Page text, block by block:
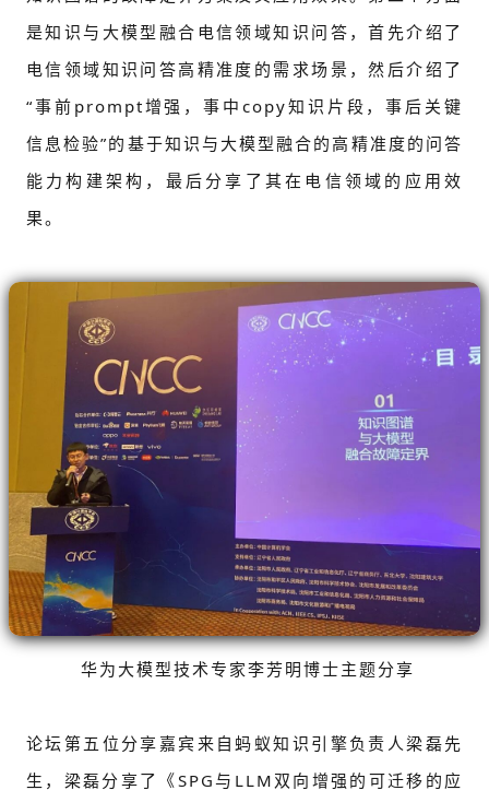
是知识与大模型融合电信领域知识问答，首先介绍了
电信领域知识问答高精准度的需求场景，然后介绍了
“事前prompt增强，事中copy知识片段，事后关键
信息检验”的基于知识与大模型融合的高精准度的问答
能力构建架构，最后分享了其在电信领域的应用效
果。
华为大模型技术专家李芳明博士主题分享
论坛第五位分享嘉宾来自蚂蚁知识引擎负责人梁磊先
生，梁磊分享了《SPG与LLM双向增强的可迁移的应